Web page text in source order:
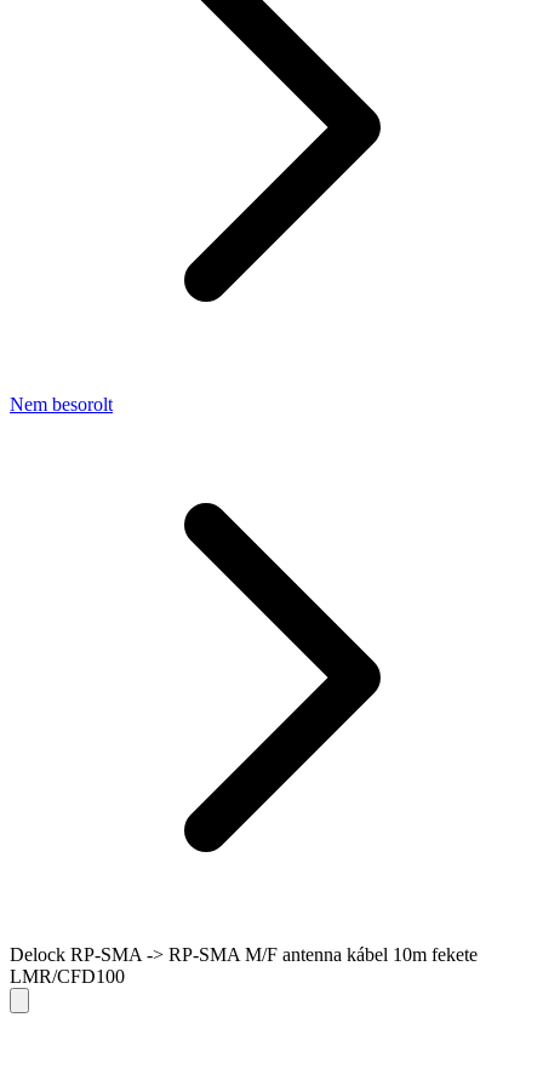
Nem besorolt
Delock RP-SMA -> RP-SMA M/F antenna kábel 10m fekete
LMR/CFD100